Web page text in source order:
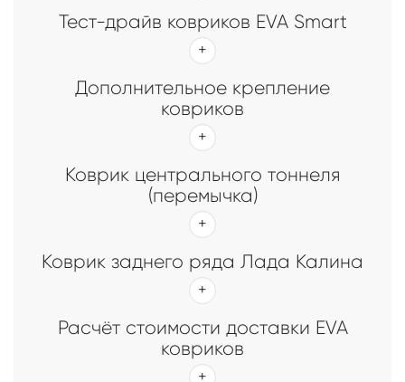
Тест-драйв ковриков EVA Smart
Дополнительное крепление
ковриков
Коврик центрального тоннеля
(перемычка)
Коврик заднего ряда Лада Калина
Расчёт стоимости доставки EVA
ковриков